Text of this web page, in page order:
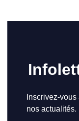
Inscrivez-
nos actualités.